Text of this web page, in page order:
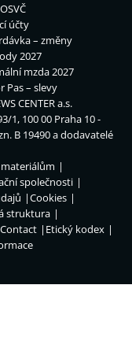
účty
– změny
2027
mzda 2027
Pas – slevy
CENTER a.s.
1, 100 00 Praha 10 -
B 19490 a dodavatelé
společnosti
Cookies
struktura
Etický kodex